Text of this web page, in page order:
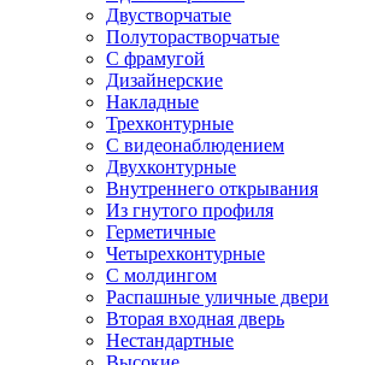
Двустворчатые
Полуторастворчатые
С фрамугой
Дизайнерские
Накладные
Трехконтурные
С видеонаблюдением
Двухконтурные
Внутреннего открывания
Из гнутого профиля
Герметичные
Четырехконтурные
С молдингом
Распашные уличные двери
Вторая входная дверь
Нестандартные